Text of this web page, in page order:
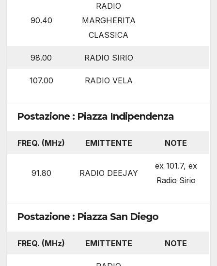
90.40
RADIO
MARGHERITA
CLASSICA
98.00 RADIO SIRIO
107.00 RADIO VELA
Postazione : Piazza Indipendenza
FREQ. (MHz) EMITTENTE NOTE
91.80 RADIO DEEJAY
ex 101.7, ex
Radio Sirio
Postazione : Piazza San Diego
FREQ. (MHz) EMITTENTE NOTE